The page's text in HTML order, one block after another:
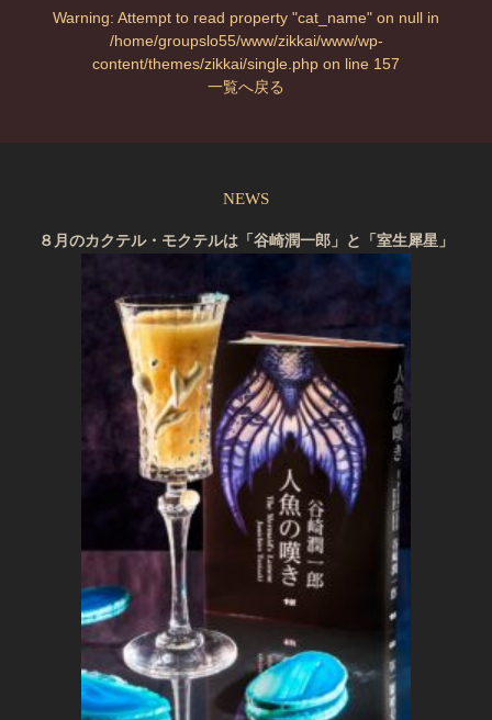
Warning: Attempt to read property "cat_name" on null in
/home/groupslo55/www/zikkai/www/wp-
content/themes/zikkai/single.php on line 157
一覧へ戻る
NEWS
８月のカクテル・モクテルは「谷崎潤一郎」と「室生犀星」